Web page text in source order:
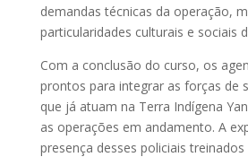
demandas técnicas da operação,
particularidades culturais e sociais
Com a conclusão do curso, os
prontos para integrar as forças de
que já atuam na Terra Indígena
as operações em andamento. A
presença desses policiais